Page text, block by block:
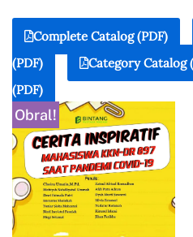
Complete Catalog (PDF)
(PDF)
Category Catalog
(PDF)
Obral!